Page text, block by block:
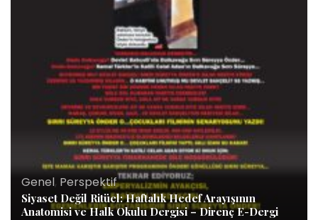
Genel, Perspektif
Siyaset Değil Ritüel: Haftalık Hedef Arayışının
Anatomisi ve Halk Okulu Dergisi – Direnç E-Dergi